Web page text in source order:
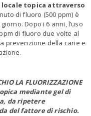
topica attraverso
di fluoro (500 ppm) è
Dopo i 6 anni, l’uso
di fluoro due volte al
prevenzione della carie e
LA FLUORIZZAZIONE
mediante gel di
da ripetere
del fattore di rischio.